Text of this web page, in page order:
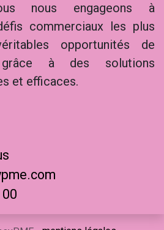
nous engageons à
commerciaux les plus
opportunités de
grâce à des solutions
et efficaces.